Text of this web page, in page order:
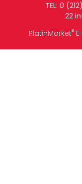
TEL: 0
22
PlatinMarket®